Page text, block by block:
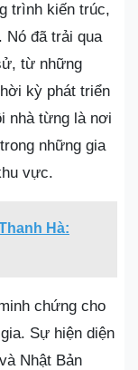
trình kiến trúc,
Nó đã trải qua
từ những
kỳ phát triển
nhà từng là nơi
những gia
vực.
Hà:
chứng cho
Sự hiện diện
Nhật Bản